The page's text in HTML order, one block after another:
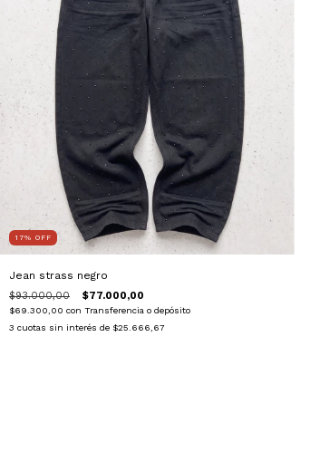
17% OFF
Jean strass negro
$93.000,00 $77.000,00
$69.300,00 con Transferencia o depósito
3 cuotas sin interés de $25.666,67